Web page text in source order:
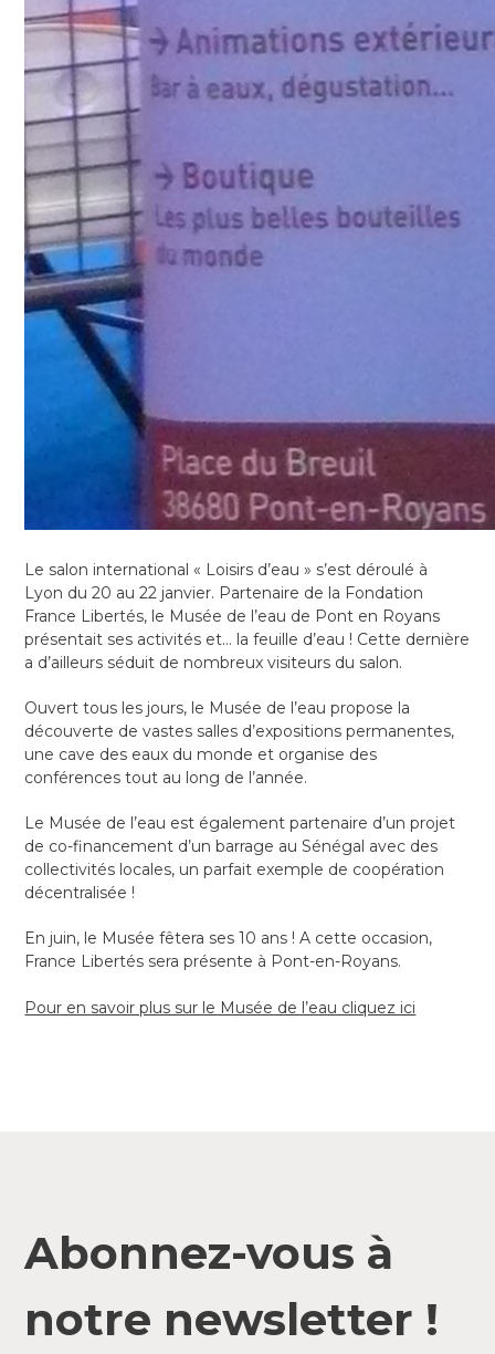
Le salon international « Loisirs d’eau » s’est déroulé à
Lyon du 20 au 22 janvier. Partenaire de la Fondation
France Libertés, le Musée de l’eau de Pont en Royans
présentait ses activités et… la feuille d’eau ! Cette dernière
a d’ailleurs séduit de nombreux visiteurs du salon.
Ouvert tous les jours, le Musée de l’eau propose la
découverte de vastes salles d’expositions permanentes,
une cave des eaux du monde et organise des
conférences tout au long de l’année.
Le Musée de l’eau est également partenaire d’un projet
de co-financement d’un barrage au Sénégal avec des
collectivités locales, un parfait exemple de coopération
décentralisée !
En juin, le Musée fêtera ses 10 ans ! A cette occasion,
France Libertés sera présente à Pont-en-Royans.
Pour en savoir plus sur le Musée de l’eau cliquez ici
Abonnez-vous à
notre newsletter !